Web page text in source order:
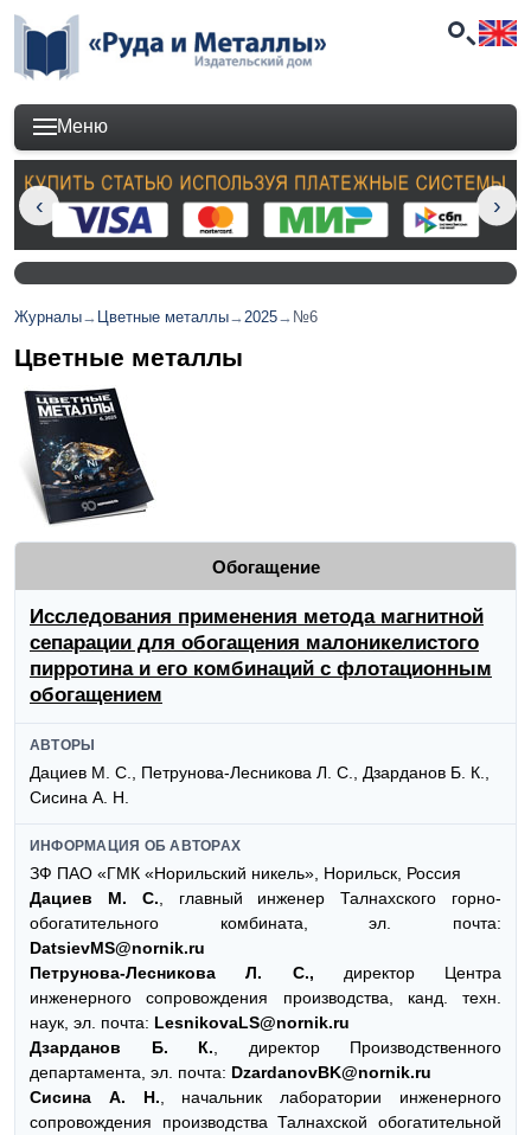
Меню
Журналы→ Цветные металлы→2025→ №6
Цветные металлы
Обогащение
Исследования применения метода магнитной
сепарации для обогащения малоникелистого
пирротина и его комбинаций с флотационным
обогащением
АВТОРЫ
Дациев М. С., Петрунова-Лесникова Л. С., Дзарданов Б. К.,
Сисина А. Н.
ИНФОРМАЦИЯ ОБ АВТОРАХ
ЗФ ПАО «ГМК «Норильский никель», Норильск, Россия
Дациев М. С. , главный инженер Талнахского горно-
обогатительного комбината, эл. почта:
DatsievMS@nornik.ru
Петрунова-Лесникова Л. С., директор Центра
инженерного сопровождения производства, канд. техн.
наук, эл. почта: LesnikovaLS@nornik.ru
Дзарданов Б. К. , директор Производственного
департамента, эл. почта: DzardanovBK@nornik.ru
Сисина А. Н. , начальник лаборатории инженерного
сопровождения производства Талнахской обогатительной